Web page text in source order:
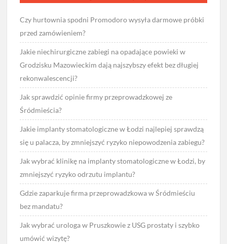
Czy hurtownia spodni Promodoro wysyła darmowe próbki
przed zamówieniem?
Jakie niechirurgiczne zabiegi na opadające powieki w
Grodzisku Mazowieckim dają najszybszy efekt bez długiej
rekonwalescencji?
Jak sprawdzić opinie firmy przeprowadzkowej ze
Śródmieścia?
Jakie implanty stomatologiczne w Łodzi najlepiej sprawdzą
się u palacza, by zmniejszyć ryzyko niepowodzenia zabiegu?
Jak wybrać klinikę na implanty stomatologiczne w Łodzi, by
zmniejszyć ryzyko odrzutu implantu?
Gdzie zaparkuje firma przeprowadzkowa w Śródmieściu
bez mandatu?
Jak wybrać urologa w Pruszkowie z USG prostaty i szybko
umówić wizytę?